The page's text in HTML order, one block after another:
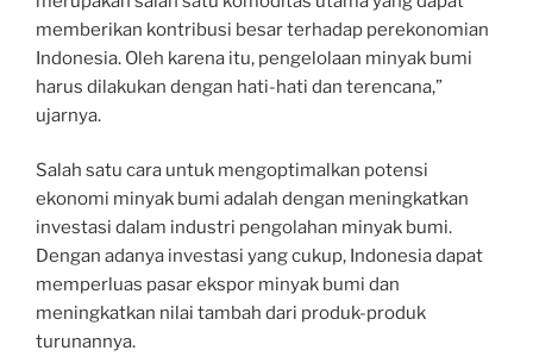
memberikan kontribusi besar terhadap perekonomian
Indonesia. Oleh karena itu, pengelolaan minyak bumi
harus dilakukan dengan hati-hati dan terencana,”
ujarnya.
Salah satu cara untuk mengoptimalkan potensi
ekonomi minyak bumi adalah dengan meningkatkan
investasi dalam industri pengolahan minyak bumi.
Dengan adanya investasi yang cukup, Indonesia dapat
memperluas pasar ekspor minyak bumi dan
meningkatkan nilai tambah dari produk-produk
turunannya.